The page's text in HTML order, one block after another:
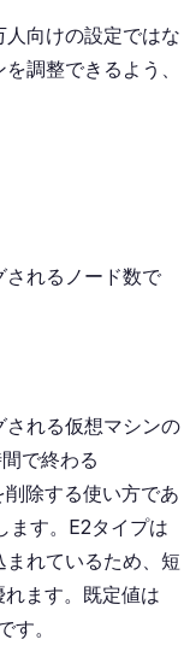
向けの設定ではな
調整できるよう、
されるノード数で
れる仮想マシンの
で終わる
除する使い方であ
ます。E2タイプは
れているため、短
ます。既定値は
。